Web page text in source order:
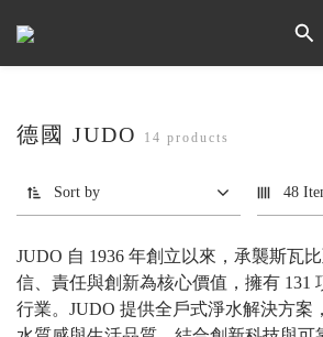
德國 JUDO 14 products
Sort by 48
JUDO 自 1936 年創立以來，承襲斯瓦
信、責任與創新為核心價值，擁有 131
行業。JUDO 提供全戶式淨水解決方案